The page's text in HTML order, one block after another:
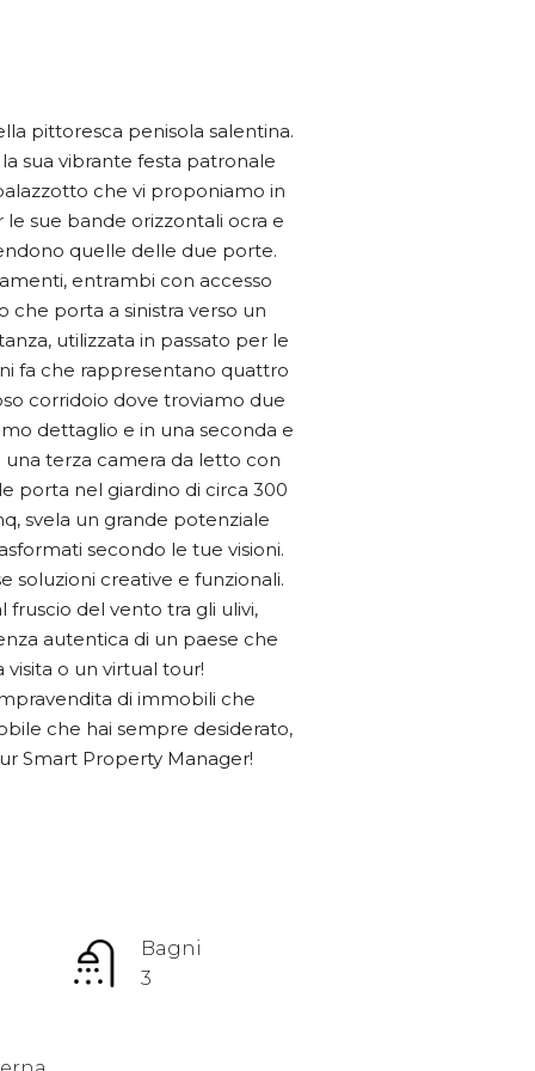
pittoresca penisola salentina.
sua vibrante festa patronale
che vi proponiamo in
sue bande orizzontali ocra e
quelle delle due porte.
entrambi con accesso
che porta a sinistra verso un
utilizzata in passato per le
fa che rappresentano quattro
corridoio dove troviamo due
dettaglio e in una seconda e
una terza camera da letto con
porta nel giardino di circa 300
svela un grande potenziale
secondo le tue visioni.
soluzioni creative e funzionali.
del vento tra gli ulivi,
autentica di un paese che
o un virtual tour!
di immobili che
che hai sempre desiderato,
Smart Property Manager!
Bagni
3